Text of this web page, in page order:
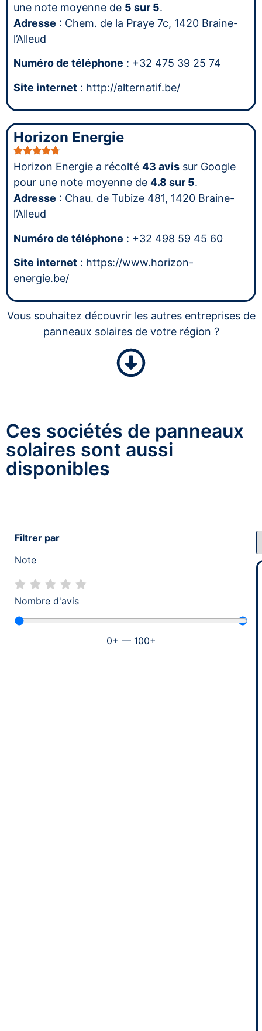
une note moyenne de 5 sur 5.
Adresse : Chem. de la Praye 7c, 1420 Braine-
l’Alleud
Numéro de téléphone : +32 475 39 25 74
Site internet : http://alternatif.be/
Horizon Energie
Horizon Energie a récolté 43 avis sur Google
pour une note moyenne de 4.8 sur 5.
Adresse : Chau. de Tubize 481, 1420 Braine-
l’Alleud
Numéro de téléphone : +32 498 59 45 60
Site internet : https://www.horizon-
energie.be/
Vous souhaitez découvrir les autres entreprises de
panneaux solaires de votre région ?
Ces sociétés de panneaux
solaires sont aussi
disponibles
Filtrer par
Note
Nombre d'avis
0+ — 100+